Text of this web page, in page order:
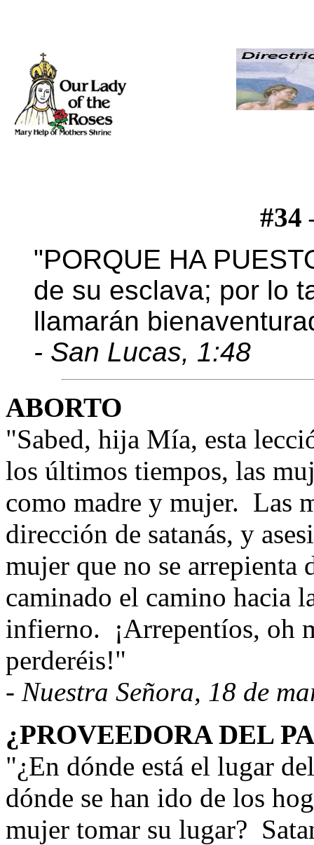
#34
"PORQUE HA
de su esclava; por lo
llamarán
- San Lucas, 1:48
ABORTO
"Sabed, hija Mía, esta
los últimos tiempos, las
como madre y mujer. Las
dirección de satanás, y
mujer que no se arrepienta
caminado el camino hacia
infierno.
¡Arrepentíos, oh
perderéis!"
- Nuestra Señora, 18 de
¿PROVEEDORA DEL
"¿En dónde está el lugar
dónde se han ido de los
mujer tomar su lugar?